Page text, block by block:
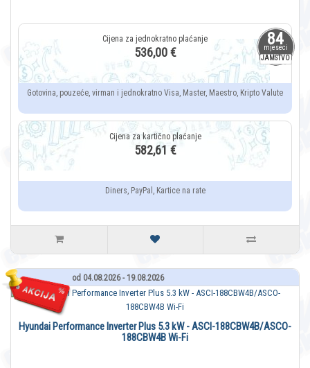
84
mjeseci
JAMSTVO
536,00 €
Gotovina, pouzeće, virman i jednokratno Visa, Master, Maestro, Kripto Valute
582,61 €
Diners, PayPal, Kartice na rate
od 04.08.2026 - 19.08.2026
Hyundai Performance Inverter Plus 5.3 kW - ASCI-188CBW4B/ASCO-
188CBW4B Wi-Fi